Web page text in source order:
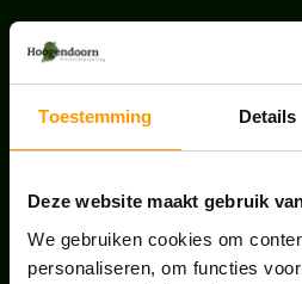
Toestemming Details
Deze website maakt gebruik
We gebruiken cookies om
personaliseren, om functies
BLOG: LUIS IN
PAKKEN WE HET
augustus 7, 2026